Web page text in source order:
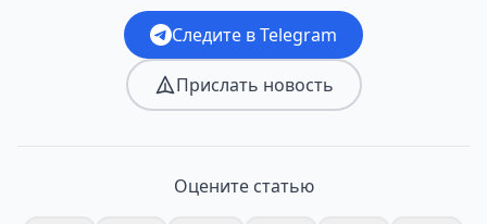
Следите в Telegram
Прислать новость
Оцените статью